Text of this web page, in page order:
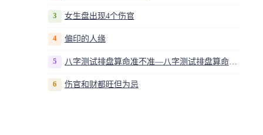
3 女生盘出现4个伤官
4 偏印的人缘
5 八字测试排盘算命准不准—八字测试排盘算命准不准呀
6 伤官和财都旺但为忌